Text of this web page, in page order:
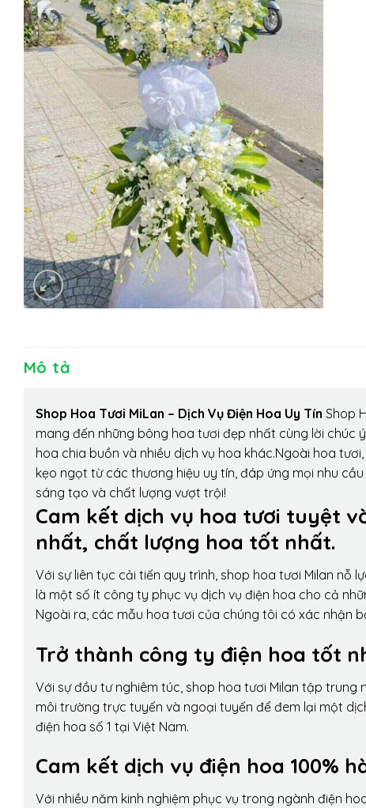
Mô tả
Shop Hoa Tươi MiLan – Dịch Vụ Điện Hoa Uy Tín Shop
mang đến những bông hoa tươi đẹp nhất cùng lời chúc
hoa chia buồn và nhiều dịch vụ hoa khác.Ngoài hoa
kẹo ngọt từ các thương hiệu uy tín, đáp ứng mọi nhu
sáng tạo và chất lượng vượt trội!
Cam kết dịch vụ hoa tươi tuyệt
nhất, chất lượng hoa tốt nhất.
Với sự liên tục cải tiến quy trình, shop hoa tươi Milan nỗ
là một số ít công ty phục vụ dịch vụ điện hoa cho cả
Ngoài ra, các mẫu hoa tươi của chúng tôi có xác nhận
Trở thành công ty điện hoa tốt
Với sự đầu tư nghiêm túc, shop hoa tươi Milan tập
môi trường trực tuyến và ngoại tuyến để đem lại một
điện hoa số 1 tại Việt Nam.
Cam kết dịch vụ điện hoa 100%
Với nhiều năm kinh nghiệm phục vụ trong ngành điện